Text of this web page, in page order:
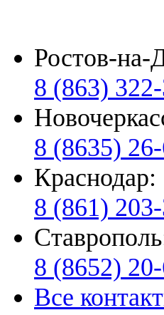
Ростов-на-
8 (863)
8 (8635)
Краснодар:
8 (861)
8 (8652)
Все